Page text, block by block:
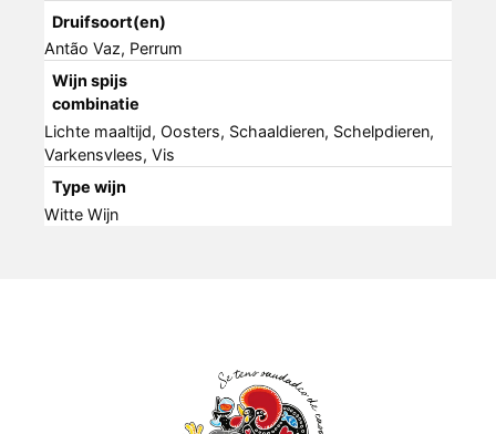
Druifsoort(en)
Antão Vaz, Perrum
Wijn spijs
combinatie
Lichte maaltijd, Oosters, Schaaldieren, Schelpdieren,
Varkensvlees, Vis
Type wijn
Witte Wijn